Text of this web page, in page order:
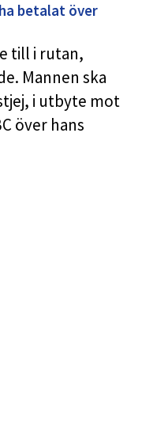
betalat över
till i rutan,
Mannen ska
i utbyte mot
över hans